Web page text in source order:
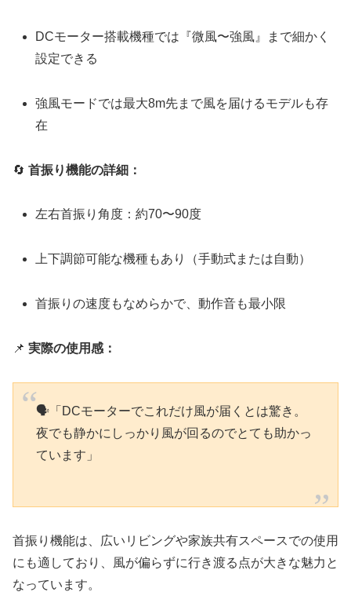
DCモーター搭載機種では『微風〜強風』まで細かく
設定できる
強風モードでは最大8m先まで風を届けるモデルも存
在
🔄 首振り機能の詳細：
左右首振り角度：約70〜90度
上下調節可能な機種もあり（手動式または自動）
首振りの速度もなめらかで、動作音も最小限
📌 実際の使用感：
🗣「DCモーターでこれだけ風が届くとは驚き。
夜でも静かにしっかり風が回るのでとても助かっ
ています」
首振り機能は、広いリビングや家族共有スペースでの使用
にも適しており、風が偏らずに行き渡る点が大きな魅力と
なっています。